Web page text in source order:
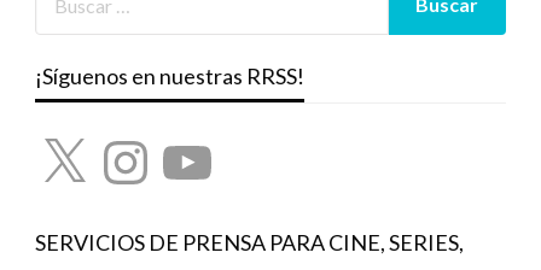
¡Síguenos en nuestras RRSS!
X InstagramYouTube
SERVICIOS DE PRENSA PARA CINE, SERIES,